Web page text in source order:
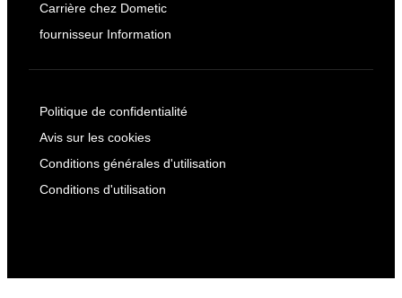
Carrière chez Dometic
fournisseur Information
Politique de confidentialité
Avis sur les cookies
Conditions générales d'utilisation
Conditions d'utilisation